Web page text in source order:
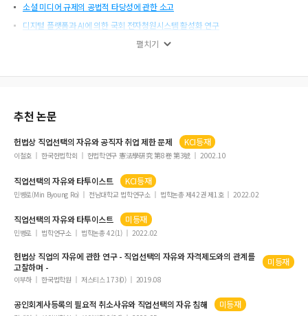
소셜 미디어 규제의 공법적 타당성에 관한 소고
디지털 플랫폼과 AI에 의한 국회 전자청원시스템 활성화 연구
헌법재판 변론 운영 절차의 개선 방안
제네바협약 위반 사례를 통한 전쟁시 민간인 보호에 관한 연구
에리히 카우프만
펼치기
추천 논문
헌법상 직업선택의자유와 공직자 취업 제한 문제 KCI등재
이철호 한국헌법학회 헌법학연구 憲法學硏究 第8卷 第3號 2002.10
직업선택의자유와 타투이스트 KCI등재
민병로(Min Byoung Ro) 전남대학교 법학연구소 법학논총 제42권 제1호 2022.02
직업선택의자유와 타투이스트 미등재
민병로 법학연구소 법학논총 42(1) 2022.02
헌법상 직업의 자유에 관한 연구 - 직업선택의 자유와 자격제도와의 관계를
고찰하며 -
미등재
이부하 한국법학원 저스티스 173(0) 2019.08
공인회계사등록의 필요적 취소사유와 직업선택의자유침해 미등재